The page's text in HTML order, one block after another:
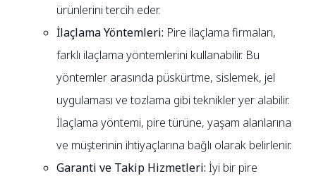
ürünlerini tercih eder.
İlaçlama Yöntemleri: Pire ilaçlama firmaları,
farklı ilaçlama yöntemlerini kullanabilir. Bu
yöntemler arasında püskürtme, sislemek, jel
uygulaması ve tozlama gibi teknikler yer alabilir.
İlaçlama yöntemi, pire türüne, yaşam alanlarına
ve müşterinin ihtiyaçlarına bağlı olarak belirlenir.
Garanti ve Takip Hizmetleri: İyi bir pire